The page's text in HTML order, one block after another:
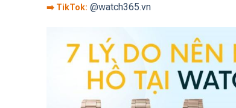
➡️ TikTok: @watch365.vn